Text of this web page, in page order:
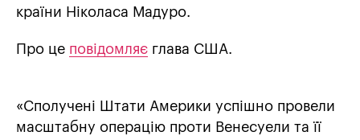
країни Ніколаса Мадуро.
Про це повідомляє глава США.
«Сполучені Штати Америки успішно провели
масштабну операцію проти Венесуели та її